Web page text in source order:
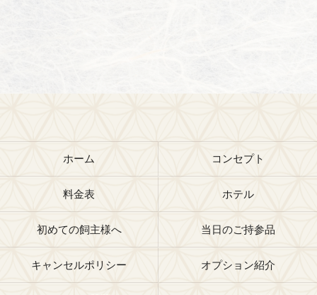
ホーム コンセプト
料金表 ホテル
初めての飼主様へ 当日のご持参品
キャンセルポリシー オプション紹介